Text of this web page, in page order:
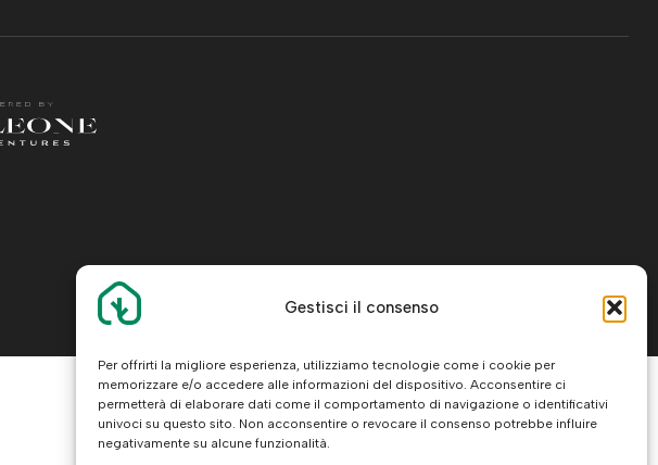
Gestisci il consenso
Per offrirti la migliore esperienza, utilizziamo tecnologie come i cookie per
memorizzare e/o accedere alle informazioni del dispositivo. Acconsentire ci
permetterà di elaborare dati come il comportamento di navigazione o identificativi
univoci su questo sito. Non acconsentire o revocare il consenso potrebbe influire
negativamente su alcune funzionalità.